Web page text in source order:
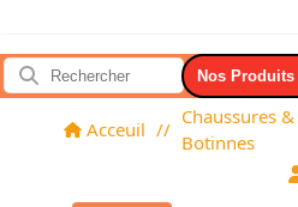
Nos Produits
Acceuil //
Chaussures &
Botinnes